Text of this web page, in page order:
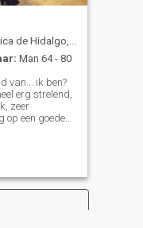
Veracruz, Mexico
Man 64 - 80
van... ik ben?
erg strelend,
zeer
op een goede
in God, en ik
Ik